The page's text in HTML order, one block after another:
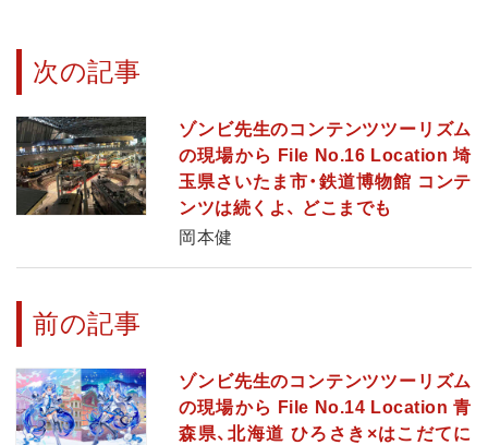
次の記事
ゾンビ先生のコンテンツツーリズム
の現場から File No.16 Location 埼
玉県さいたま市・鉄道博物館 コンテ
ンツは続くよ、 どこまでも
岡本健
前の記事
ゾンビ先生のコンテンツツーリズム
の現場から File No.14 Location 青
森県、北海道 ひろさき×はこだてに